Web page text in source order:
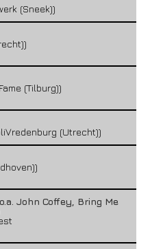
(Sneek))
(Tilburg))
(Utrecht))
John Coffey, Bring Me